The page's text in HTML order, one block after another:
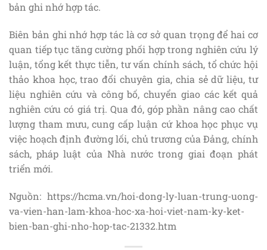
bản ghi nhớ hợp tác.
Biên bản ghi nhớ hợp tác là cơ sở quan trọng để hai cơ
quan tiếp tục tăng cường phối hợp trong nghiên cứu lý
luận, tổng kết thực tiễn, tư vấn chính sách, tổ chức hội
thảo khoa học, trao đổi chuyên gia, chia sẻ dữ liệu, tư
liệu nghiên cứu và công bố, chuyển giao các kết quả
nghiên cứu có giá trị. Qua đó, góp phần nâng cao chất
lượng tham mưu, cung cấp luận cứ khoa học phục vụ
việc hoạch định đường lối, chủ trương của Đảng, chính
sách, pháp luật của Nhà nước trong giai đoạn phát
triển mới.
Nguồn: https://hcma.vn/hoi-dong-ly-luan-trung-uong-
va-vien-han-lam-khoa-hoc-xa-hoi-viet-nam-ky-ket-
bien-ban-ghi-nho-hop-tac-21332.htm